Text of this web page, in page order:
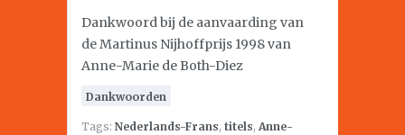
Dankwoord bij de aanvaarding van
de Martinus Nijhoffprijs 1998 van
Anne-Marie de Both-Diez
Dankwoorden
Tags: Nederlands-Frans, titels, Anne-